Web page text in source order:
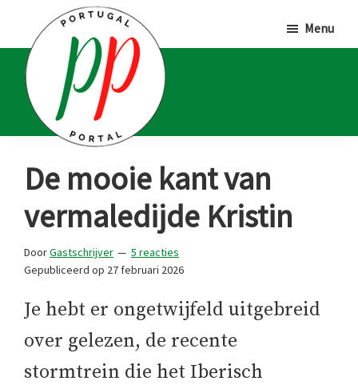
hoofd
inhoud
eerste
sidebar
voettekst
Portal
Portugalliefhebbers
en
fanaten
Menu
De mooie kant van
vermaledijde Kristin
DoorGastschrijver
5 reacties
Gepubliceerd op 27 februari 2026
Je hebt er ongetwijfeld uitgebreid
over gelezen, de recente
stormtrein die het Iberisch